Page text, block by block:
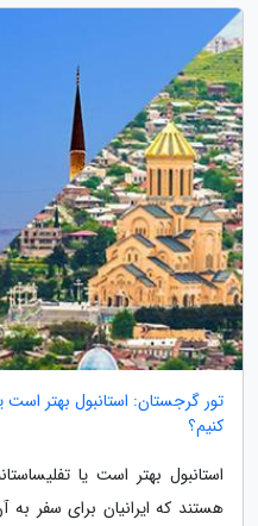
تور گرجستان: استانبول بهتر است
کنیم؟
استانبول بهتر است یا
هستند که ایرانیان برای سفر به